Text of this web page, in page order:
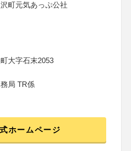
町元気あっぷ公社
大字石末2053
局 TR係
ホームページ